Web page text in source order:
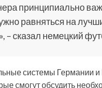
принципиально
равняться на
– сказал немецкий
системы Германии и
смогут обсудить